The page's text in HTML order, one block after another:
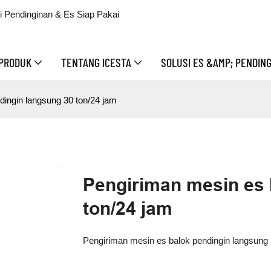
& Es Siap Pakai
TENTANG ICESTA SOLUSI ES &AMP;
langsung 30 ton/24 jam
Pengiriman mesin
ton/24 jam
Pengiriman mesin es balok pendingin langsung